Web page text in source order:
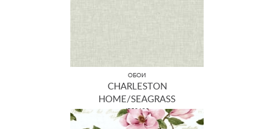
ОБОИ
CHARLESTON
HOME/SEAGRASS
JB50600